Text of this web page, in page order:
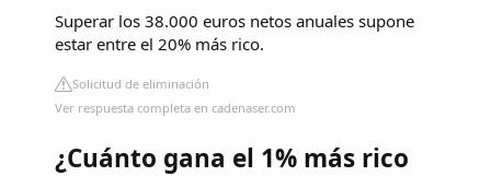
Superar los 38.000 euros netos anuales supone
estar entre el 20% más rico.
Solicitud de eliminación
Ver respuesta completa en cadenaser.com
¿Cuánto gana el 1% más rico